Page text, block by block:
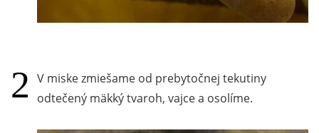
V miske zmiešame od prebytočnej tekutiny
odtečený mäkký tvaroh, vajce a osolíme.